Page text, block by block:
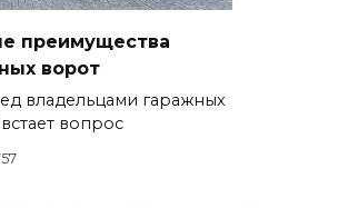
преимущества
ворот
владельцами гаражных
вопрос